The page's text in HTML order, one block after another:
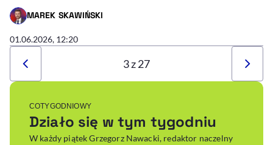
MAREK SKAWIŃSKI
- AUTOR ARTYKUŁU - PROFIL
01.06.2026, 12:20
3 z 27